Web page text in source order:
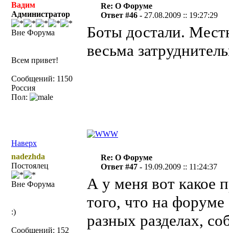
Вадим
Администратор
Вне Форума
Всем привет!
Сообщений: 1150
Россия
Пол:
Re: О Форуме
Ответ #46 - 27.08.2009 :: 19:27:29
Боты достали.
весьма
Наверх
nadezhda
Постоялец
Вне Форума
:)
Сообщений: 152
Re: О Форуме
Ответ #47 - 19.09.2009 :: 11:24:37
А у меня вот какое
того, что на
разных разделах,